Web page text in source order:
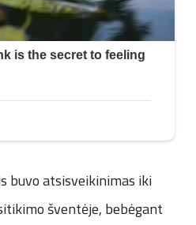
buvo atsisveikinimas iki
šventėje, bebėgant